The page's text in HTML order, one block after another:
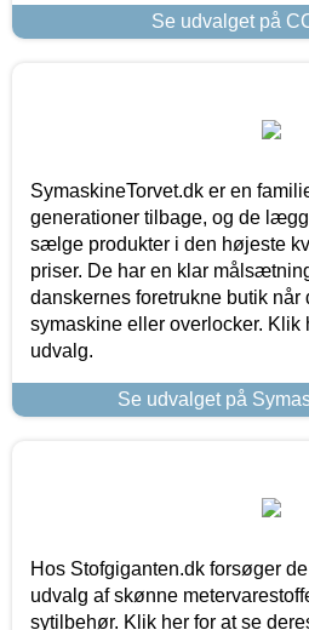
Se udvalget på
SymaskineTorvet.dk er en
generationer tilbage, og de
sælge produkter i den højeste
priser. De har en klar
danskernes foretrukne butik når
symaskine eller overlocker. Klik
udvalg.
Se udvalget på
Hos Stofgiganten.dk forsøger
udvalg af skønne
sytilbehør. Klik her for at se